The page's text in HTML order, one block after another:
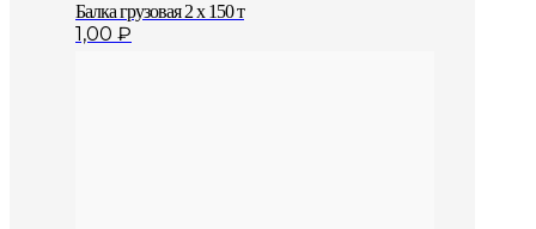
Балка грузовая 2 x 150 т
1,00 ₽